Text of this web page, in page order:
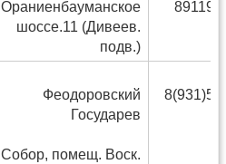
Ораниенбауманское
шоссе.11 (Дивеев.
подв.)
Феодоровский
Государев
Собор, помещ. Воск.